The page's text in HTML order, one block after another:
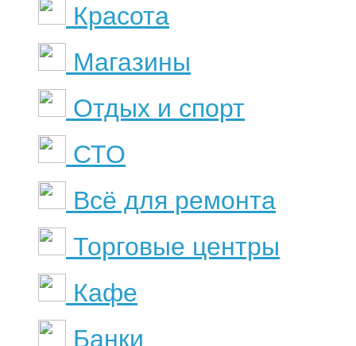
Красота
Магазины
Отдых и спорт
СТО
Всё для ремонта
Торговые центры
Кафе
Банки